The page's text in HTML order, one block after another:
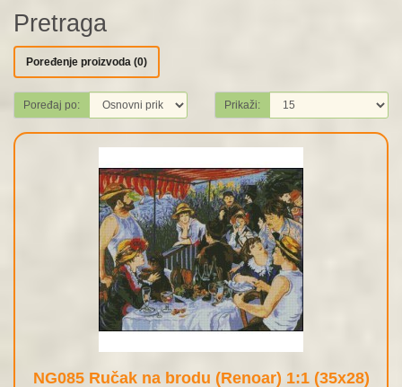
Pretraga
Poređenje proizvoda (0)
Poređaj po: Prikaži:
NG085 Ručak na brodu (Renoar) 1:1 (35x28)